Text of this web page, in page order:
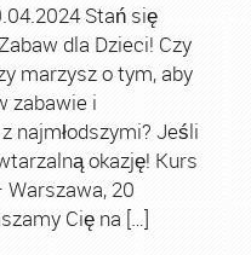
Stań się
dla Dzieci! Czy
marzysz o tym, aby
zabawie i
najmłodszymi? Jeśli
okazję! Kurs
20
Cię na […]